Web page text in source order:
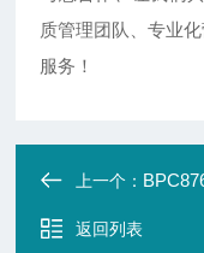
质管理团队、专业
服务！
上一个：
返回列表